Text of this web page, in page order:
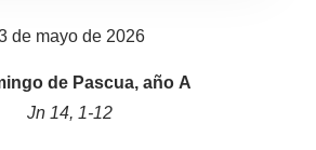
de mayo de 2026
de Pascua, año A
Jn 14, 1-12